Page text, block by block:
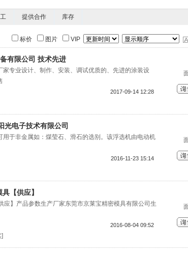
提供合作 库存
标价 图片 VIP
有限公司 技术先进
专业设计、制作、安装、调试优质的、先进的涂装设
2017-09-14 12:28
光电子技术有限公司
于非金属如：煤莹石、滑石的选别。该浮选机由电动机
2016-11-23 15:14
【供应】
】产品参数生产厂家东莞市京莱宝精密模具有限公司生
2016-08-04 09:52
]